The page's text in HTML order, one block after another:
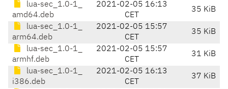
lua-sec_1.0-1_
amd64.deb
2021-02-05 16:13
CET
35 KiB
lua-sec_1.0-1_
arm64.deb
2021-02-05 15:57
CET
35 KiB
lua-sec_1.0-1_
armhf.deb
2021-02-05 15:57
CET
31 KiB
lua-sec_1.0-1_
i386.deb
2021-02-05 16:13
CET
37 KiB